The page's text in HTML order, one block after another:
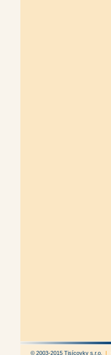
© 2003-2015 Tisícovky s.r.o. |